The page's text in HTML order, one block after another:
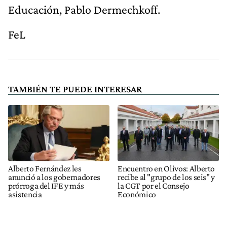
Educación, Pablo Dermechkoff.
FeL
TAMBIÉN TE PUEDE INTERESAR
Alberto Fernández les
anunció a los gobernadores
prórroga del IFE y más
asistencia
Encuentro en Olivos: Alberto
recibe al "grupo de los seis" y
la CGT por el Consejo
Económico